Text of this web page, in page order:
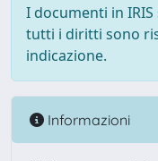
I documenti in
tutti i diritti sono
indicazione.
Informazioni